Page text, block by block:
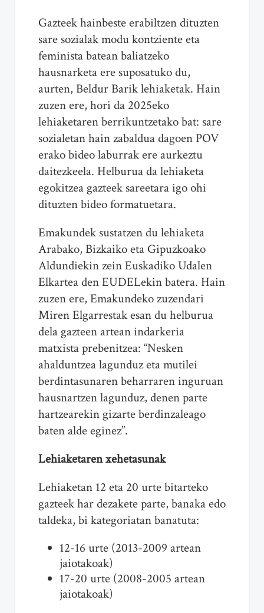
Gazteek hainbeste erabiltzen dituzten
sare sozialak modu kontziente eta
feminista batean baliatzeko
hausnarketa ere suposatuko du,
aurten, Beldur Barik lehiaketak. Hain
zuzen ere, hori da 2025eko
lehiaketaren berrikuntzetako bat: sare
sozialetan hain zabaldua dagoen POV
erako bideo laburrak ere aurkeztu
daitezkeela. Helburua da lehiaketa
egokitzea gazteek sareetara igo ohi
dituzten bideo formatuetara.
Emakundek sustatzen du lehiaketa
Arabako, Bizkaiko eta Gipuzkoako
Aldundiekin zein Euskadiko Udalen
Elkartea den EUDELekin batera. Hain
zuzen ere, Emakundeko zuzendari
Miren Elgarrestak esan du helburua
dela gazteen artean indarkeria
matxista prebenitzea: “Nesken
ahalduntzea lagunduz eta mutilei
berdintasunaren beharraren inguruan
hausnartzen lagunduz, denen parte
hartzearekin gizarte berdinzaleago
baten alde eginez”.
Lehiaketaren xehetasunak
Lehiaketan 12 eta 20 urte bitarteko
gazteek har dezakete parte, banaka edo
taldeka, bi kategoriatan banatuta:
12-16 urte (2013-2009 artean
jaiotakoak)
17-20 urte (2008-2005 artean
jaiotakoak)